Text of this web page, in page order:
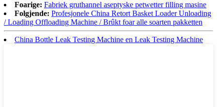
Foarige: Fabriek gruthannel aseptyske petwetter filling masine
Folgjende: Profesjonele China Retort Basket Loader Unloading
/ Loading Offloading Machine / Brûkt foar alle soarten pakketten
China Bottle Leak Testing Machine en Leak Testing Machine